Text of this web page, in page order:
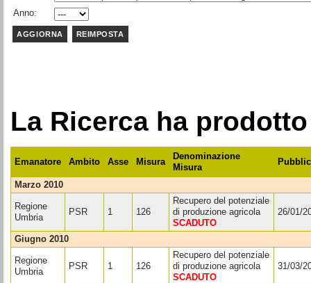
Anno:
La Ricerca ha
Emanatore Ambito Asse Misura
Denominazione
Misura
marzo 2010
Regione
Umbria
PSR 1 126
Recupero del potenziale
di produzione agricola
SCADUTO
26/01/
giugno 2010
Regione
Umbria
PSR 1 126
Recupero del potenziale
di produzione agricola
SCADUTO
31/03/